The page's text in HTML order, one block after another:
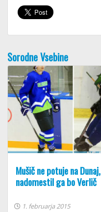
Sorodne Vsebine
Mušič ne potuje na Dunaj,
nadomestil ga bo Verlič
1. februarja 2015